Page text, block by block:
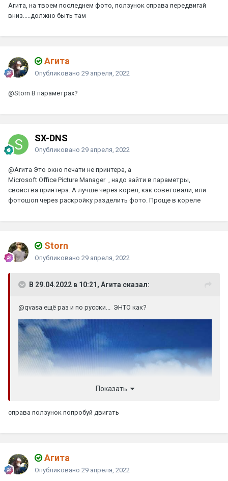
Агита, на твоем последнем фото, ползунок справа передвигай
вниз.....должно быть там
Агита
Опубликовано 29 апреля, 2022
@Storn В параметрах?
SX-DNS
Опубликовано 29 апреля, 2022
@Агита Это окно печати не принтера, а
Microsoft Office Picture Manager , надо зайти в параметры,
свойства принтера. А лучше через корел, как советовали, или
фотошоп через раскройку разделить фото. Проще в кореле
Storn
Опубликовано 29 апреля, 2022
В 29.04.2022 в 10:21, Агита сказал:
@qvasa ещё раз и по русски... ЭНТО как?
Показать
справа ползунок попробуй двигать
Агита
Опубликовано 29 апреля, 2022